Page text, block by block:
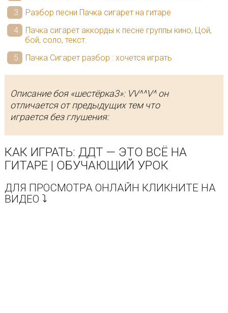
Разбор песни Пачка сигарет на гитаре
Пачка сигарет аккорды к песне группы кино, Цой,
бой, соло, текст.
Пачка Сигарет разбор : хочется играть
Описание боя «шестёрка3»: VV^^V^ он
отличается от предыдущих тем что
играется без глушения:
КАК ИГРАТЬ: ДДТ — ЭТО ВСЁ НА
ГИТАРЕ | ОБУЧАЮЩИЙ УРОК
ДЛЯ ПРОСМОТРА ОНЛАЙН КЛИКНИТЕ НА
ВИДЕО ⤵